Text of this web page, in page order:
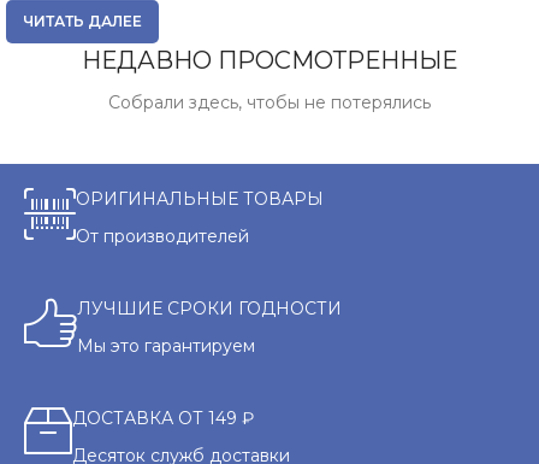
ЧИТАТЬ ДАЛЕЕ
НЕДАВНО ПРОСМОТРЕННЫЕ
Собрали здесь, чтобы не потерялись
ОРИГИНАЛЬНЫЕ ТОВАРЫ
От производителей
ЛУЧШИЕ СРОКИ ГОДНОСТИ
Мы это гарантируем
ДОСТАВКА ОТ 149 ₽
Десяток служб доставки